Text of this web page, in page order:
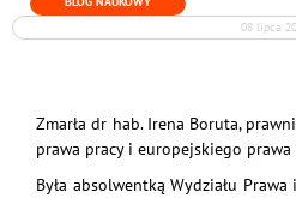
08 lipca
Zmarła dr hab. Irena Boruta,
prawa pracy i europejskiego
Była absolwentką Wydziału